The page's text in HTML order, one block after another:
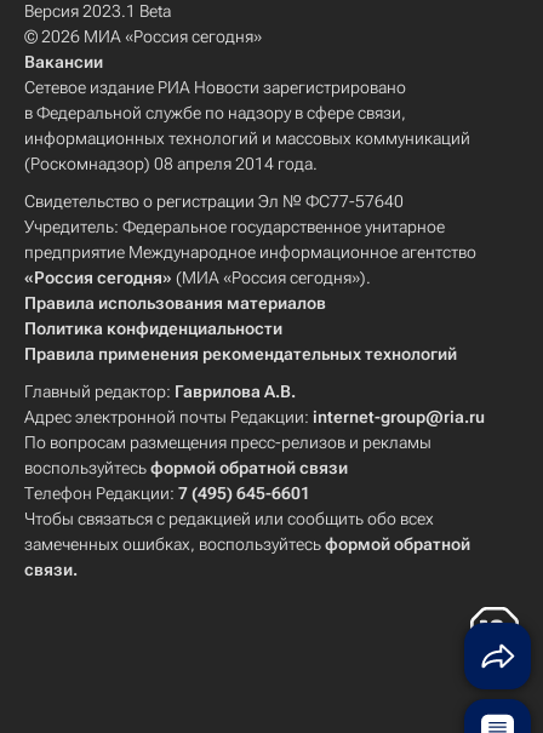
Версия 2023.1 Beta
© 2026 МИА «Россия сегодня»
Вакансии
Сетевое издание РИА Новости зарегистрировано
в Федеральной службе по надзору в сфере связи,
информационных технологий и массовых коммуникаций
(Роскомнадзор) 08 апреля 2014 года.
Свидетельство о регистрации Эл № ФС77-57640
Учредитель: Федеральное государственное унитарное
предприятие Международное информационное агентство
«Россия сегодня» (МИА «Россия сегодня»).
Правила использования материалов
Политика конфиденциальности
Правила применения рекомендательных технологий
Главный редактор: Гаврилова А.В.
Адрес электронной почты Редакции: internet-group@ria.ru
По вопросам размещения пресс-релизов и рекламы
воспользуйтесьформой обратной связи
Телефон Редакции: 7 (495) 645-6601
Чтобы связаться с редакцией или сообщить обо всех
замеченных ошибках, воспользуйтесьформой обратной
связи.